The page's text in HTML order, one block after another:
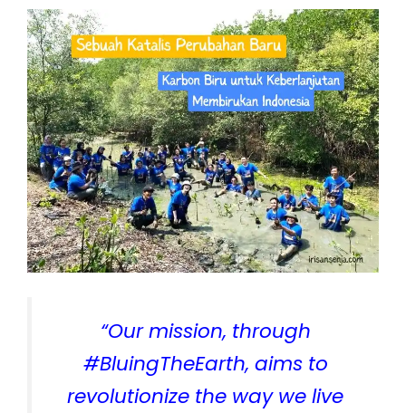
“Our mission, through
#BluingTheEarth, aims to
revolutionize the way we live